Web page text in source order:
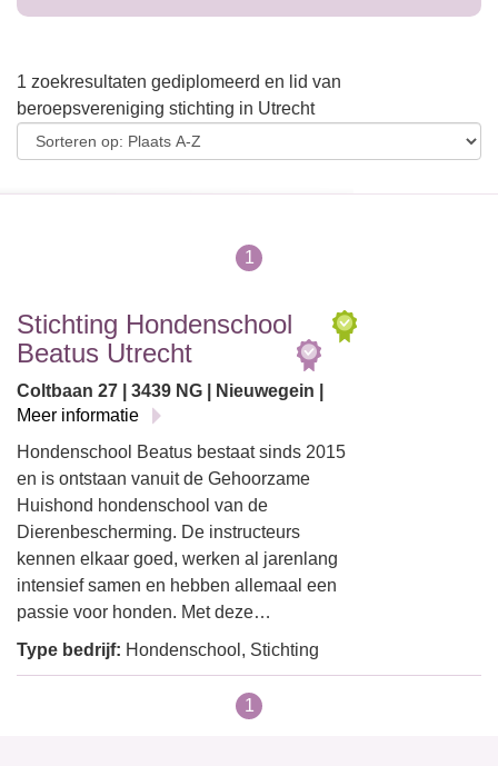
1 zoekresultaten gediplomeerd en lid van
beroepsvereniging stichting in Utrecht
1
Stichting Hondenschool
Beatus Utrecht
Coltbaan 27 | 3439 NG | Nieuwegein |
Meer informatie
Hondenschool Beatus bestaat sinds 2015
en is ontstaan vanuit de Gehoorzame
Huishond hondenschool van de
Dierenbescherming. De instructeurs
kennen elkaar goed, werken al jarenlang
intensief samen en hebben allemaal een
passie voor honden. Met deze…
Type bedrijf: Hondenschool, Stichting
1